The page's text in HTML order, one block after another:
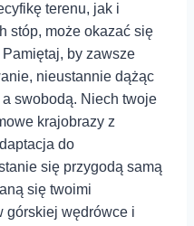
terenu, jak i
stóp,⁢ może okazać ⁣się
by zawsze
nieustannie dążąc
swobodą. Niech twoje
krajobrazy z
do
się przygodą samą
się twoimi
⁣górskiej wędrówce ⁢i